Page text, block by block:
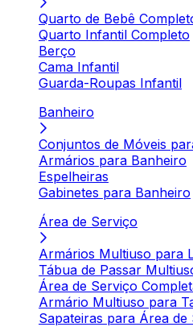
Quarto de Bebê
Quarto Infantil Completo
Berço
Cama Infantil
Guarda-Roupas Infantil
Banheiro
Conjuntos de Móveis
Armários para Banheiro
Espelheiras
Gabinetes para Banheiro
Área de Serviço
Armários Multiuso para
Tábua de Passar
Área de Serviço
Armário Multiuso para
Sapateiras para Área de